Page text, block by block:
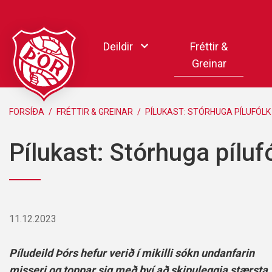
efni
Deildir
Handbolti
Knattspyrna
Pollamót Samskipa
Fréttir &
Greinar
FORSÍÐA / FRÉTTIR & GREINAR / PÍLUKAST: STÓRHUGA
Pílukast: Stórhuga
11.12.2023
Píludeild Þórs hefur verið í mikilli sókn undanfarin